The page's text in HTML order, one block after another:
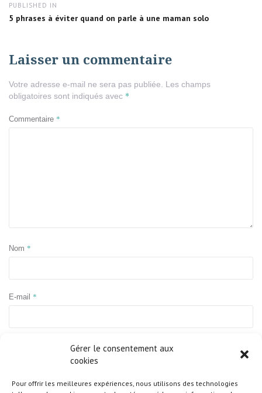
Gérer le consentement aux
cookies
Pour offrir les meilleures expériences, nous utilisons des technologies
de
l’article
PUBLISHED IN
5 phrases à éviter quand on parle à une maman solo
Laisser un commentaire
Votre adresse e-mail ne sera pas publiée.
Les champs
obligatoires sont indiqués avec *
Commentaire *
Nom *
E-mail *